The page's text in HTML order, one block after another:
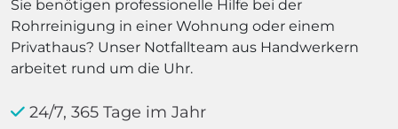
Sie benötigen professionelle Hilfe bei der
Rohrreinigung in einer Wohnung oder einem
Privathaus? Unser Notfallteam aus Handwerkern
arbeitet rund um die Uhr.
24/7, 365 Tage im Jahr